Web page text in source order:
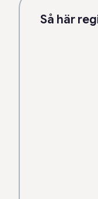
Så här